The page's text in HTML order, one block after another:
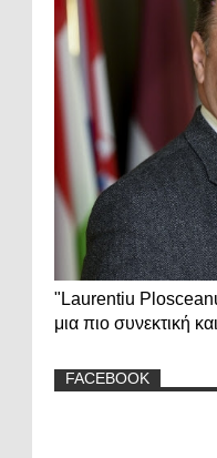
"Laurentiu
μια πιο συνεκτική
FACEBOOK